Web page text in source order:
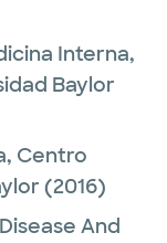
Interna,
Baylor
Centro
(2016)
And